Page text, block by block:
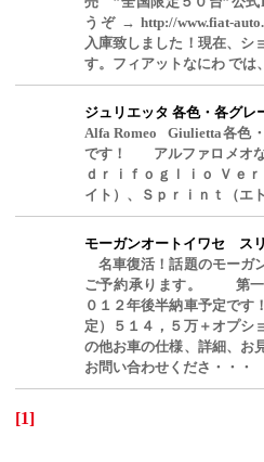
うぞ → http://www.fiat-
入庫致しました！現在、シ
す。フィアットなにわ では
ジュリエッタ 各色・各グレ
Alfa Romeo Giulietta各色
です！ アルファロメオな
ｄｒｉｆｏｇｌｉｏ Ｖｅ
イト）、Ｓｐｒｉｎｔ（エ
モーガンオートイワセ ス
名車復活！話題のモーガ
ご予約承ります。 第一
０１２年後半納車予定です
定）５１４，５万＋オプシ
の他お車の仕様、詳細、お
お問い合わせくださ・・・
[1]